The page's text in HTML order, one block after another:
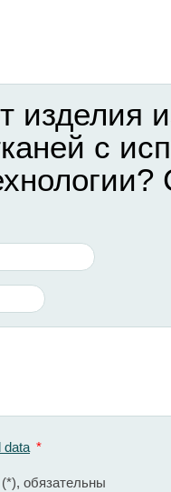
изделия
с
data *
*), обязательны